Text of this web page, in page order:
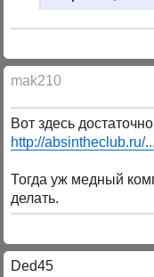
mak210
Вот здесь
http://absintheclub.ru/
Тогда уж медный
делать.
Ded45